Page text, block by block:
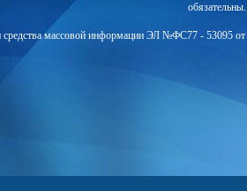
средства массовой информации ЭЛ №ФС77 - 53095